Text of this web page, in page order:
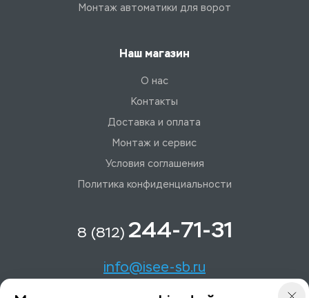
Монтаж автоматики для ворот
Наш магазин
О нас
Контакты
Доставка и оплата
Монтаж и сервис
Условия соглашения
Политика конфиденциальности
8 (812) 244-71-31
info@isee-sb.ru